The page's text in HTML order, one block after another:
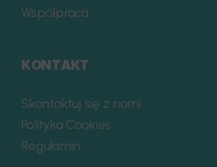
Współpraca
KONTAKT
Skontaktuj się z nami
Polityka Cookies
Regulamin